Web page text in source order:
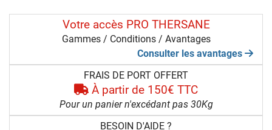
Votre accès PRO THERSANE
Gammes / Conditions / Avantages
Consulter les avantages
FRAIS DE PORT OFFERT
À partir de 150€ TTC
Pour un panier n'excédant pas 30Kg
BESOIN D'AIDE ?